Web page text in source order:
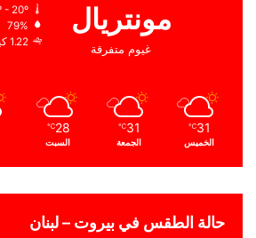
مونتريال
غيوم متفرقة
31º - 20º
79%
1.22 كيلومتر/ساعة
31
℃
الخميس
31
℃
الجمعة
28
℃
السبت
حالة الطقس في بيروت – لبنان